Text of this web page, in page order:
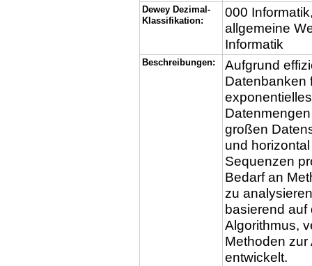
Dewey Dezimal-
Klassifikation:
000
allgemeine
Informatik
Beschreibungen:
Aufgrund
Datenbanken
großen
und
Sequenzen
Bedarf an
zu
basierend
Algorithmus,
Methoden
entwickelt.